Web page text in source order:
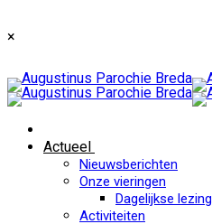
×
Actueel
Nieuwsberichten
Onze vieringen
Dagelijkse lezing
Activiteiten